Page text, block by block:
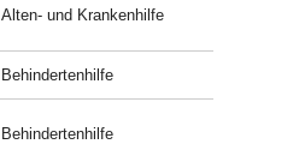
Alten- und Krankenhilfe
Behindertenhilfe
Behindertenhilfe